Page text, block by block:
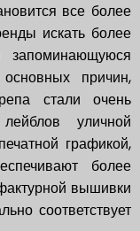
все более
искать более
запоминающуюся
причин,
стали очень
уличной
графикой,
более
вышивки
соответствует